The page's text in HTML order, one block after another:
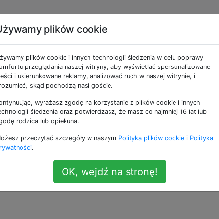
tworzenie skrótów
Play?
ICS i zauważyłem, że kiedy pobieram aplikację z
i automatycznie umieszcza skrót aplikacji na pierwszym
froncie uruchamiania.
tę funkcję?
plików cookie
plików cookie i innych technologii śledzenia w celu poprawy
przeglądania naszej witryny, aby wyświetlać spersonalizowane
i ukierunkowane reklamy, analizować ruch w naszej witrynie, i
skąd pochodzą nasi goście.
wyrażasz zgodę na korzystanie z plików cookie i innych
śledzenia oraz potwierdzasz, że masz co najmniej 16 lat lub
rodzica lub opiekuna.
przeczytać szczegóły w naszym Polityka plików cookie i Polityka
.
OK, wejdź na stronę!